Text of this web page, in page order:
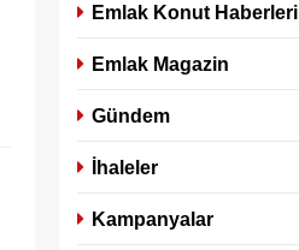
Emlak Konut Haberleri
Emlak Magazin
Gündem
İhaleler
Kampanyalar